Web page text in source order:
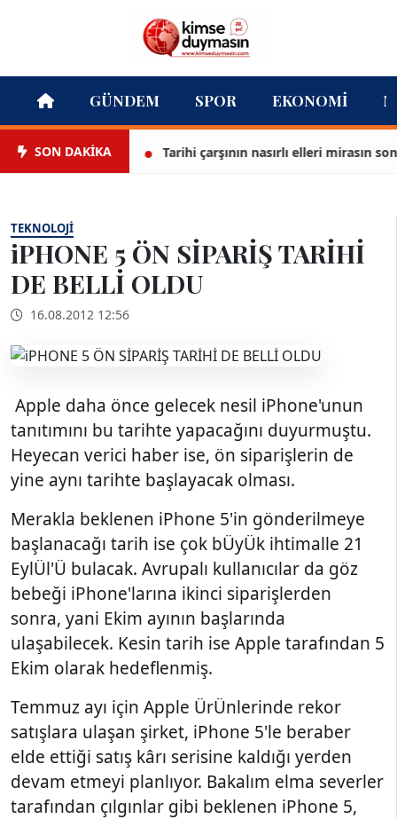
GÜNDEM SPOR EKONOMI
SON DAKİKA Tarihi çarşının nasırlı elleri mirasın son
TEKNOLOJI
iPHONE 5 ÖN SİPARİŞ TARİHİ
DE BELLİ OLDU
16.08.2012 12:56
Apple daha önce gelecek nesil iPhone'unun
tanıtımını bu tarihte yapacağını duyurmuştu.
Heyecan verici haber ise, ön siparişlerin de
yine aynı tarihte başlayacak olması.
Merakla beklenen iPhone 5'in gönderilmeye
başlanacağı tarih ise çok bÜyÜk ihtimalle 21
EylÜl'Ü bulacak. Avrupalı kullanıcılar da göz
bebeği iPhone'larına ikinci siparişlerden
sonra, yani Ekim ayının başlarında
ulaşabilecek. Kesin tarih ise Apple tarafından 5
Ekim olarak hedeflenmiş.
Temmuz ayı için Apple ÜrÜnlerinde rekor
satışlara ulaşan şirket, iPhone 5'le beraber
elde ettiği satış kârı serisine kaldığı yerden
devam etmeyi planlıyor. Bakalım elma severler
tarafından çılgınlar gibi beklenen iPhone 5,